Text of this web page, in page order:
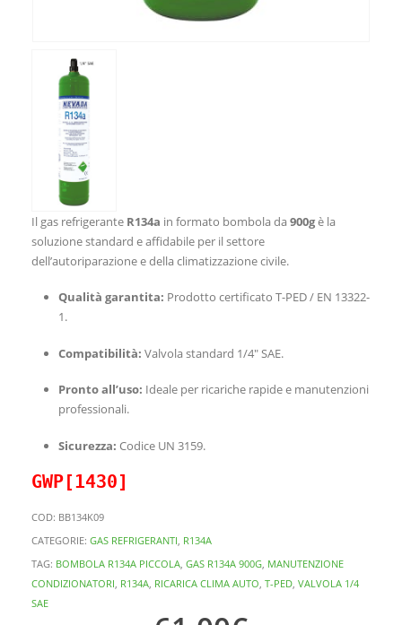
Il gas refrigerante R134a in formato bombola da900gè la
soluzione standard e affidabile per il settore
dell’autoriparazione e della climatizzazione civile.
Qualità garantita: Prodotto certificato T-PED / EN 13322-
1.
Compatibilità: Valvola standard 1/4″ SAE.
Pronto all’uso: Ideale per ricariche rapide e manutenzioni
professionali.
Sicurezza: Codice UN 3159.
GWP[1430]
COD: BB134K09
CATEGORIE: GAS REFRIGERANTI R134A
TAG: BOMBOLA R134A PICCOLA GAS R134A 900G MANUTENZIONE
CONDIZIONATORI R134A RICARICA CLIMA AUTO T-PED VALVOLA 1/4
SAE